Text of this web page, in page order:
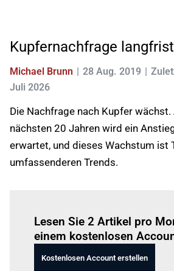
Kupfernachfrage
Michael Brunn 28 Aug. 2019
Juli 2026
Die Nachfrage nach Kupfer wächst.
nächsten 20 Jahren wird ein
erwartet, und dieses Wachstum ist
umfassenderen Trends.
Lesen Sie 2 Artikel pro
einem kostenlosen
Kostenlosen Account erstellen